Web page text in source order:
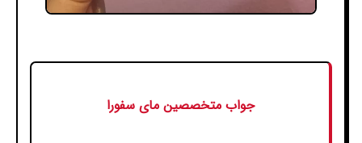
جواب متخصصین مای سفورا